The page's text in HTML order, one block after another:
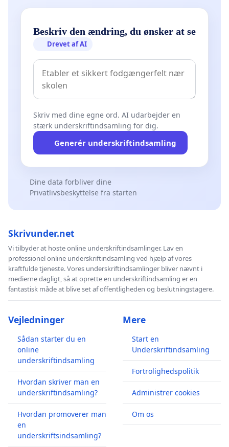
Beskriv den ændring, du ønsker at se
Drevet af AI
Skriv med dine egne ord. AI udarbejder en
stærk underskriftindsamling for dig.
Generér underskriftindsamling
Dine data forbliver dine
Privatlivsbeskyttelse fra starten
Skrivunder.net
Vi tilbyder at hoste online underskriftindsamlinger. Lav en
professionel online underskriftindsamling ved hjælp af vores
kraftfulde tjeneste. Vores underskriftindsamlinger bliver nævnt i
medierne dagligt, så at oprette en underskriftindsamling er en
fantastisk måde at blive set af offentligheden og beslutningstagere.
Vejledninger
Sådan starter du en
online
underskriftindsamling
Hvordan skriver man en
underskriftindsamling?
Hvordan promoverer man
en
underskriftsindsamling?
Mere
Start en
Underskriftindsamling
Fortrolighedspolitik
Administrer cookies
Om os